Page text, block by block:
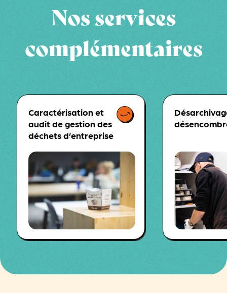
Nos services
complémentaires
Caractérisation et
audit de gestion des
déchets d’entreprise